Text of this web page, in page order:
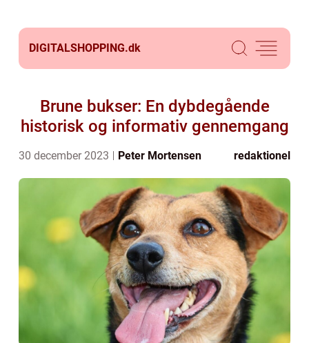
DIGITALSHOPPING.dk
Brune bukser: En dybdegående
historisk og informativ gennemgang
30 december 2023 Peter Mortensen redaktionel